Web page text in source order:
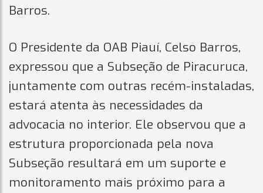
Barros.
O Presidente da OAB Piauí, Celso Barros,
expressou que a Subseção de Piracuruca,
juntamente com outras recém-instaladas,
estará atenta às necessidades da
advocacia no interior. Ele observou que a
estrutura proporcionada pela nova
Subseção resultará em um suporte e
monitoramento mais próximo para a